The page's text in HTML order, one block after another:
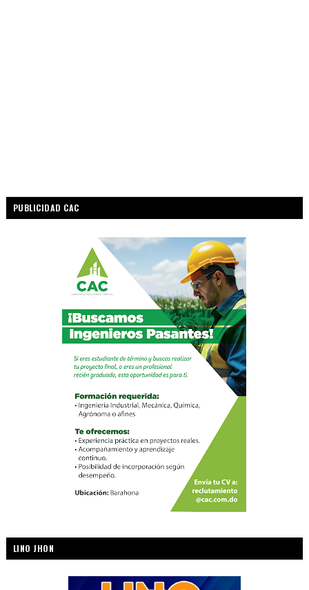
PUBLICIDAD CAC
LINO JHON